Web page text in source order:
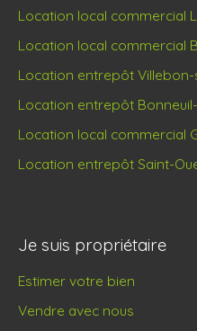
Location local commercial
Location local commercial
Location entrepôt Villebon-
Location entrepôt
Location local commercial
Location entrepôt Saint-
Je suis propriétaire
Estimer votre bien
Vendre avec nous